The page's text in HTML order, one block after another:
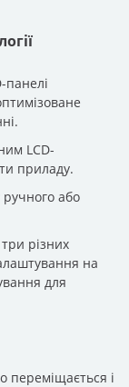
панелі
LCD-
приладу.
або
різних
на
для
переміщається і